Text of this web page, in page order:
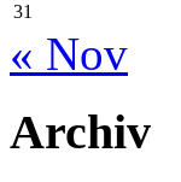
31
« Nov
Archiv